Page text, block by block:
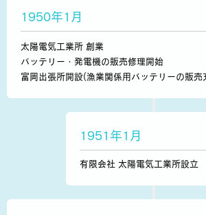
1950年1月
太陽電気工業所 創業
バッテリー・発電機の販売修理開始
富岡出張所開設(漁業関係用バッテリーの販売
1951年1月
有限会社 太陽電気工業所設立